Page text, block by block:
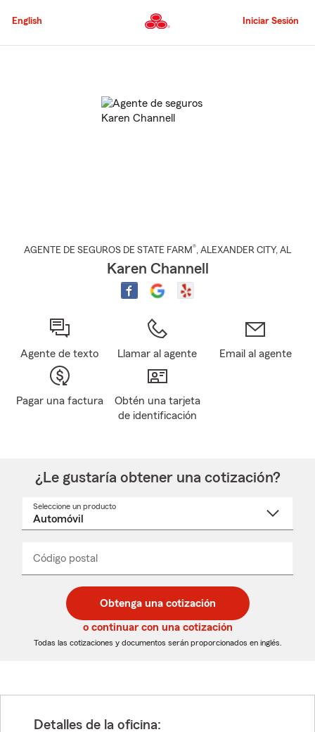
al
principal
English Iniciar Sesión
AGENTE DE SEGUROS DE STATE FARM®, ALEXANDER CITY, AL
Karen Channell
Agente de texto Llamar al agente Email al agente
Pagar una factura
Obtén una tarjeta
de identificación
¿Le gustaría obtener una cotización?
Seleccione un producto
desplegable
Código postal
de
5
dígitos
de
5
dígitos
_____
Obtenga una cotización
o continuar con una cotización
Todas las cotizaciones y documentos serán proporcionados en inglés.
Detalles de la oficina: